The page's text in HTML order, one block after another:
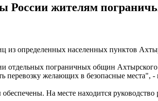
России жителям
из определенных населенных пунктов
отдельных пограничных общин
перевозку желающих в безопасные места",
На месте находится